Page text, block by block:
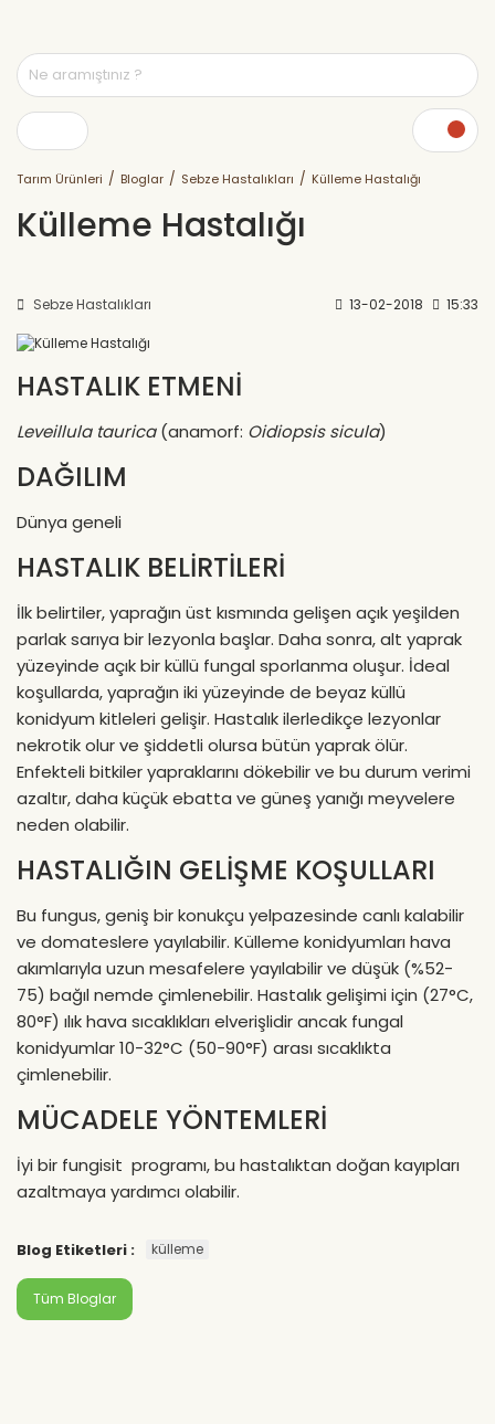
Tarım Ürünleri Bloglar Sebze Hastalıkları Külleme Hastalığı
Külleme Hastalığı
Sebze Hastalıkları 13-02-2018 15:33
HASTALIK ETMENİ
Leveillula taurica(anamorf: Oidiopsis sicula)
DAĞILIM
Dünya geneli
HASTALIK BELİRTİLERİ
İlk belirtiler, yaprağın üst kısmında gelişen açık yeşilden
parlak sarıya bir lezyonla başlar. Daha sonra, alt yaprak
yüzeyinde açık bir küllü fungal sporlanma oluşur. İdeal
koşullarda, yaprağın iki yüzeyinde de beyaz küllü
konidyum kitleleri gelişir. Hastalık ilerledikçe lezyonlar
nekrotik olur ve şiddetli olursa bütün yaprak ölür.
Enfekteli bitkiler yapraklarını dökebilir ve bu durum verimi
azaltır, daha küçük ebatta ve güneş yanığı meyvelere
neden olabilir.
HASTALIĞIN GELİŞME KOŞULLARI
Bu fungus, geniş bir konukçu yelpazesinde canlı kalabilir
ve domateslere yayılabilir. Külleme konidyumları hava
akımlarıyla uzun mesafelere yayılabilir ve düşük (%52-
75) bağıl nemde çimlenebilir. Hastalık gelişimi için (27°C,
80°F) ılık hava sıcaklıkları elverişlidir ancak fungal
konidyumlar 10-32°C (50-90°F) arası sıcaklıkta
çimlenebilir.
MÜCADELE YÖNTEMLERİ
İyi bir fungisit programı, bu hastalıktan doğan kayıpları
azaltmaya yardımcı olabilir.
Blog Etiketleri : külleme
Tüm Bloglar